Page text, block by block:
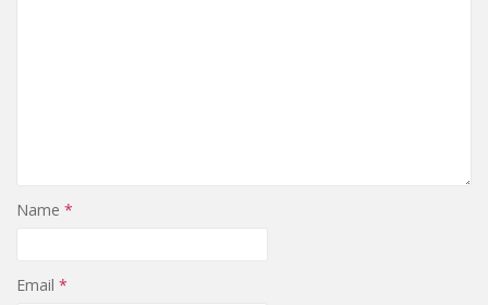
Name *
Email *